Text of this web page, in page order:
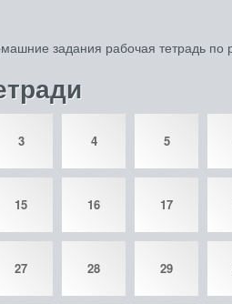
задания рабочая тетрадь
3 4 5
15 16 17
27 28 29